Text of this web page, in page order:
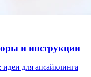
и инструкции